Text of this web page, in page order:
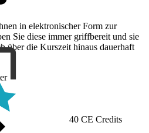
in elektronischer Form zur
Sie diese immer griffbereit und sie
über die Kurszeit hinaus dauerhaft
40 CE Credits